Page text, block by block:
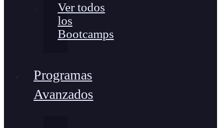
Ver todos
los
Bootcamps
Programas
Avanzados